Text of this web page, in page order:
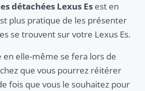
détachées Lexus Es est en
plus pratique de les présenter
se trouvent sur votre Lexus Es.
en elle-même se fera lors de
que vous pourrez réitérer
fois que vous le souhaitez pour